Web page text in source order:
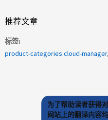
推荐文章
标签
product-categories:cloud-manager
为了帮助读者获得
网站上的翻译内容